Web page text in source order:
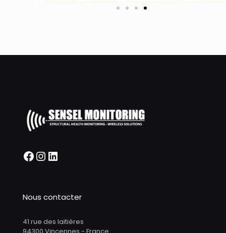
Nous contacter
41 rue des laitières
94300 Vincennes - France